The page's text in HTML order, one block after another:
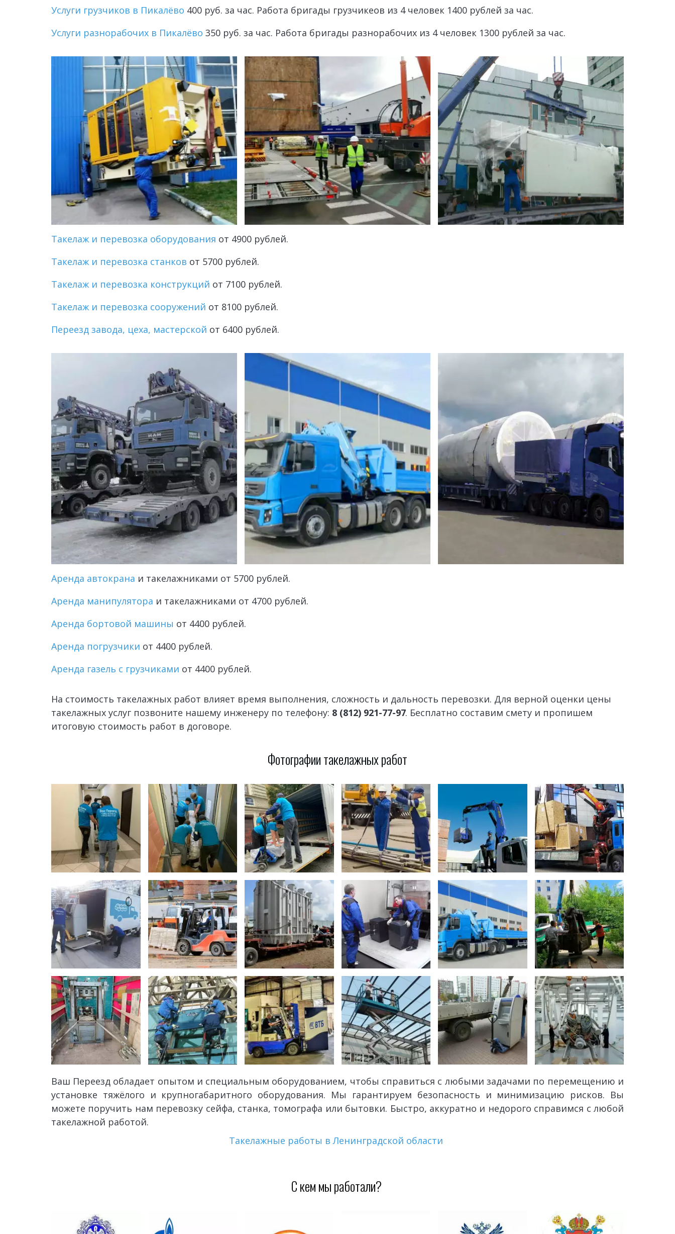
Услуги грузчиков в Пикалёво 400 руб. за час. Работа бригады грузчикеов из 4 человек 1400 рублей за час.
Услуги разнорабочих в Пикалёво 350 руб. за час. Работа бригады разнорабочих из 4 человек 1300 рублей за час.
Такелаж и перевозка оборудования от 4900 рублей.
Такелаж и перевозка станков от 5700 рублей.
Такелаж и перевозка конструкций от 7100 рублей.
Такелаж и перевозка сооружений от 8100 рублей.
Переезд завода, цеха, мастерской от 6400 рублей.
Аренда автокрана и такелажниками от 5700 рублей.
Аренда манипулятора и такелажниками от 4700 рублей.
Аренда бортовой машины от 4400 рублей.
Аренда погрузчики от 4400 рублей.
Аренда газель с грузчиками от 4400 рублей.
На стоимость такелажных работ влияет время выполнения, сложность и дальность перевозки. Для верной оценки цены
такелажных услуг позвоните нашему инженеру по телефону: 8 (812) 921-77-97. Бесплатно составим смету и пропишем
итоговую стоимость работ в договоре.
Фотографии такелажных работ
Ваш Переезд обладает опытом и специальным оборудованием, чтобы справиться с любыми задачами по перемещению и
установке тяжёлого и крупногабаритного оборудования. Мы гарантируем безопасность и минимизацию рисков. Вы
можете поручить нам перевозку сейфа, станка, томографа или бытовки. Быстро, аккуратно и недорого справимся с любой
такелажной работой.
Такелажные работы в Ленинградской области
С кем мы работали?